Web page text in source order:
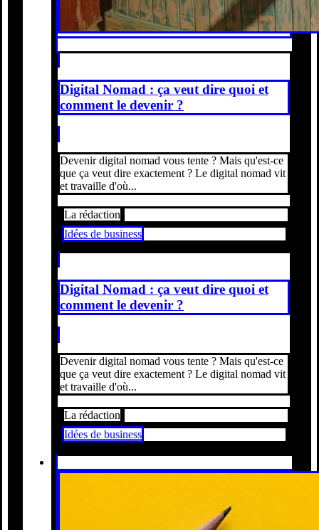
Digital Nomad : ça veut dire quoi et
comment le devenir ?
Devenir digital nomad vous tente ? Mais qu'est-ce
que ça veut dire exactement ? Le digital nomad vit
et travaille d'où...
La rédaction
Idées de business
Digital Nomad : ça veut dire quoi et
comment le devenir ?
Devenir digital nomad vous tente ? Mais qu'est-ce
que ça veut dire exactement ? Le digital nomad vit
et travaille d'où...
La rédaction
Idées de business